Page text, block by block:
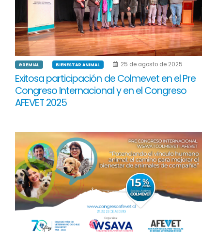
GREMIAL BIENESTAR ANIMAL 25 de agosto de 2025
Exitosa participación de Colmevet en el Pre
Congreso Internacional y en el Congreso
AFEVET 2025